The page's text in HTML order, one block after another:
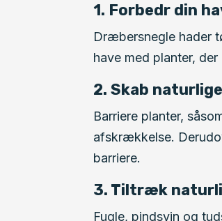
1. Forbedr din
Dræbersnegle hader
have med planter,
2. Skab
Barriere planter,
afskrækkelse.
barriere.
3. Tiltræk
Fugle, pindsvin og